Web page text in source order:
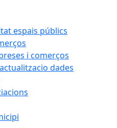
espais públics
i comerços
dades